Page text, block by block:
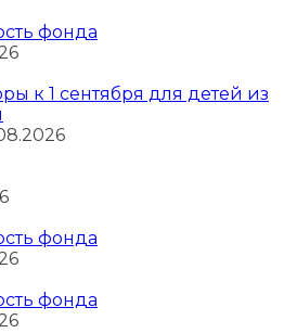
фонда
к 1 сентября для детей из
фонда
фонда